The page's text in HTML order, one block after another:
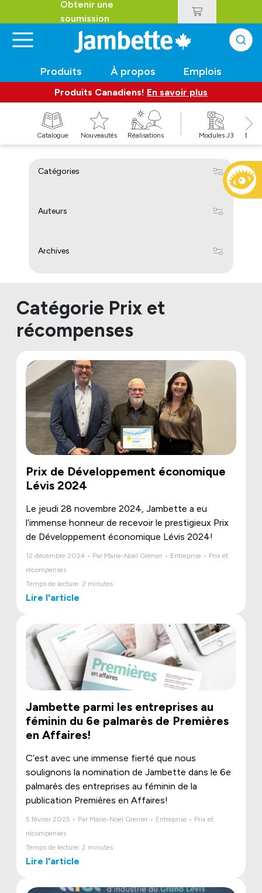
Obtenir une
soumission
Produits À propos Emplois
Produits Canadiens! En savoir plus
Catalogue Nouveautés Réalisations Modules J3
Catégories
Auteurs
Archives
Catégorie Prix et
récompenses
Prix de Développement économique
Lévis 2024
Le jeudi 28 novembre 2024, Jambette a eu
l’immense honneur de recevoir le prestigieux Prix
de Développement économique Lévis 2024!
12 décembre 2024 • Par Marie-Noël Grenier • Entreprise • Prix et
récompenses
Temps de lecture: 2 minutes
Lire l'article
Jambette parmi les entreprises au
féminin du 6e palmarès de Premières
en Affaires!
C’est avec une immense fierté que nous
soulignons la nomination de Jambette dans le 6e
palmarès des entreprises au féminin de la
publication Premières en Affaires!
5 février 2025 • Par Marie-Noël Grenier • Entreprise • Prix et
récompenses
Temps de lecture: 2 minutes
Lire l'article